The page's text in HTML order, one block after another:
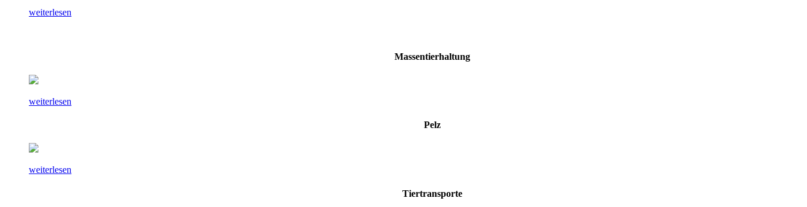
weiterlesen
Massentierhaltung
weiterlesen
Pelz
weiterlesen
Tiertransporte